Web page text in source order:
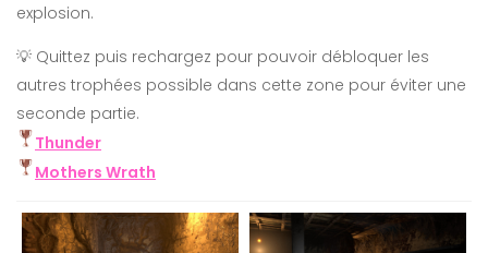
explosion.
💡 Quittez puis rechargez pour pouvoir débloquer les
autres trophées possible dans cette zone pour éviter une
seconde partie.
Thunder
Mothers Wrath